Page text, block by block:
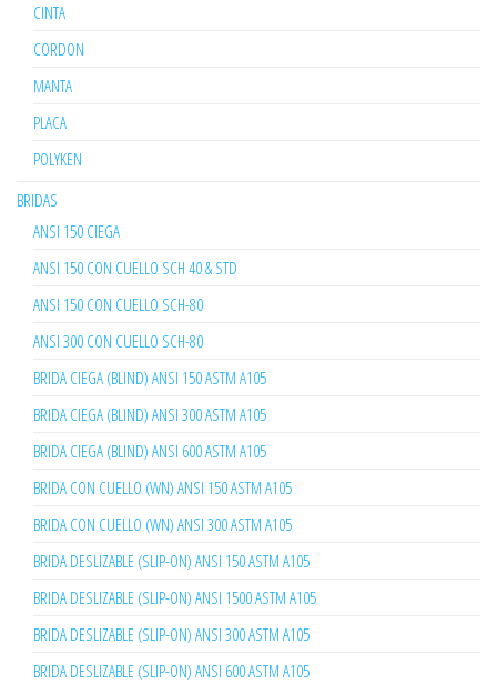
CINTA
CORDON
MANTA
PLACA
POLYKEN
BRIDAS
ANSI 150 CIEGA
ANSI 150 CON CUELLO SCH 40 & STD
ANSI 150 CON CUELLO SCH-80
ANSI 300 CON CUELLO SCH-80
BRIDA CIEGA (BLIND) ANSI 150 ASTM A105
BRIDA CIEGA (BLIND) ANSI 300 ASTM A105
BRIDA CIEGA (BLIND) ANSI 600 ASTM A105
BRIDA CON CUELLO (WN) ANSI 150 ASTM A105
BRIDA CON CUELLO (WN) ANSI 300 ASTM A105
BRIDA DESLIZABLE (SLIP-ON) ANSI 150 ASTM A105
BRIDA DESLIZABLE (SLIP-ON) ANSI 1500 ASTM A105
BRIDA DESLIZABLE (SLIP-ON) ANSI 300 ASTM A105
BRIDA DESLIZABLE (SLIP-ON) ANSI 600 ASTM A105